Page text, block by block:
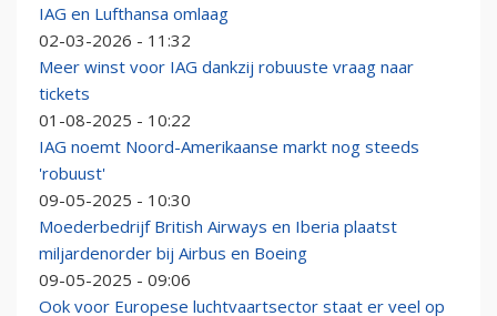
IAG en Lufthansa omlaag
02-03-2026 - 11:32
Meer winst voor IAG dankzij robuuste vraag naar
tickets
01-08-2025 - 10:22
IAG noemt Noord-Amerikaanse markt nog steeds
'robuust'
09-05-2025 - 10:30
Moederbedrijf British Airways en Iberia plaatst
miljardenorder bij Airbus en Boeing
09-05-2025 - 09:06
Ook voor Europese luchtvaartsector staat er veel op